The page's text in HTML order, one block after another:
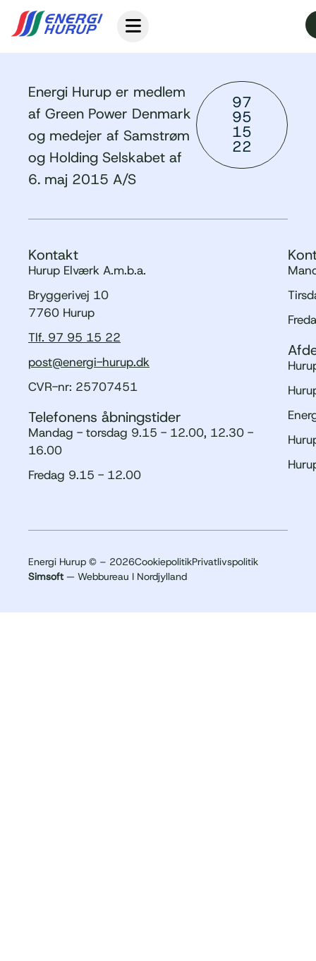
Energi Hurup er medlem
af Green Power Denmark
og medejer af Samstrøm
og Holding Selskabet af
6. maj 2015 A/S
97
95
15
22
Kontakt
Hurup Elværk A.m.b.a.
Bryggerivej 10
7760 Hurup
Tlf. 97 95 15 22
post@energi-hurup.dk
CVR-nr: 25707451
Telefonens åbningstider
Mandag - torsdag 9.15 - 12.00, 12.30 -
16.00
Fredag 9.15 - 12.00
Energi Hurup © – 2026CookiepolitikPrivatlivspolitik
Simsoft— Webbureau I Nordjylland